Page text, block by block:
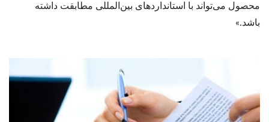
محصول می‌تواند با استانداردهای بین‌المللی مطابقت داشته
باشد.»